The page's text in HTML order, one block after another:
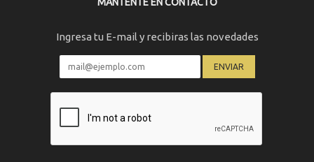
Ingresa tu E-mail y recibiras las novedades